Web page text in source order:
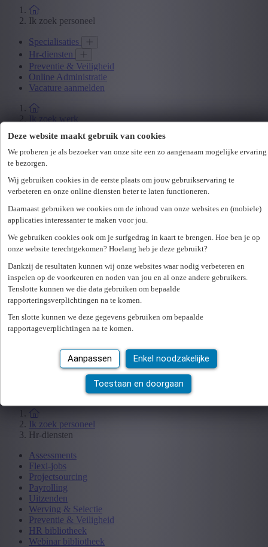
Deze website maakt gebruik van cookies
We proberen je als bezoeker van onze site een zo aangenaam mogelijke ervaring
te bezorgen.
Wij gebruiken cookies in de eerste plaats om jouw gebruikservaring te
verbeteren en onze online diensten beter te laten functioneren.
Daarnaast gebruiken we cookies om de inhoud van onze websites en (mobiele)
applicaties interessanter te maken voor jou.
We gebruiken cookies ook om je surfgedrag in kaart te brengen. Hoe ben je op
onze website terechtgekomen? Hoelang heb je deze gebruikt?
Dankzij de resultaten kunnen wij onze websites waar nodig verbeteren en
inspelen op de voorkeuren en noden van jou en al onze andere gebruikers.
Tenslotte kunnen we die data gebruiken om bepaalde
rapporteringsverplichtingen na te komen.
Ten slotte kunnen we deze gegevens gebruiken om bepaalde
rapportageverplichtingen na te komen.
Aanpassen Enkel noodzakelijke
Toestaan en doorgaan
Ik zoek personeel
Specialisaties
Hr-diensten
Preventie & Veiligheid
Online Administratie
Vacature aanmelden
Ik zoek werk
Office
Technicum
Accounting & Finance
Human Resources
Maritiem
Ik zoek werk
Studenten
Jobbeurzen
Wetgeving
Ik zoek personeel
Specialisaties
Technicum
Customer Care
Accounting & Finance
Human Resources
Ik zoek personeel
Hr-diensten
Assessments
Flexi-jobs
Projectsourcing
Payrolling
Uitzenden
Werving & Selectie
Preventie & Veiligheid
HR bibliotheek
Webinar bibliotheek